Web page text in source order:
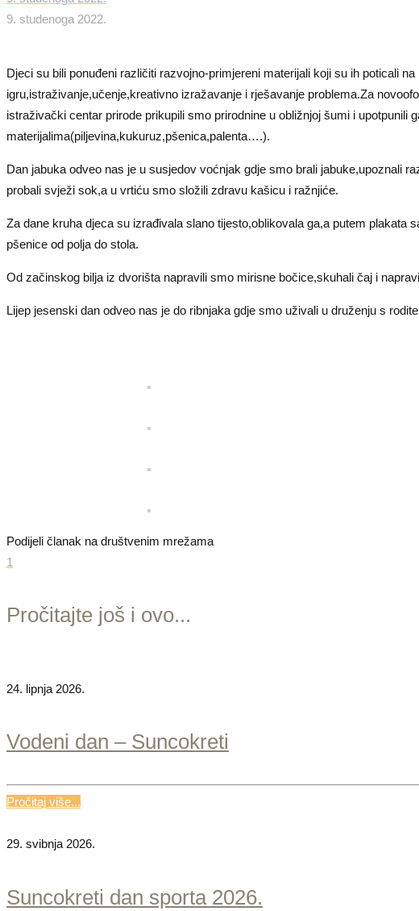
9. studenoga 2022.
Djeci su bili ponuđeni različiti razvojno-primjereni materijali koji su ih poticali na
igru,istraživanje,učenje,kreativno izražavanje i rješavanje problema.Za
istraživački centar prirode prikupili smo prirodnine u obližnjoj šumi i upotpunili
materijalima(piljevina,kukuruz,pšenica,palenta….).
Dan jabuka odveo nas je u susjedov voćnjak gdje smo brali jabuke,upoznali
probali svježi sok,a u vrtiću smo složili zdravu kašicu i ražnjiće.
Za dane kruha djeca su izrađivala slano tijesto,oblikovala ga,a putem plakata
pšenice od polja do stola.
Od začinskog bilja iz dvorišta napravili smo mirisne bočice,skuhali čaj i
Lijep jesenski dan odveo nas je do ribnjaka gdje smo uživali u druženju s
Podijeli članak na društvenim mrežama
1
Pročitajte još i ovo...
24. lipnja 2026.
Vodeni dan – Suncokreti
Pročitaj više...
29. svibnja 2026.
Suncokreti dan sporta 2026.